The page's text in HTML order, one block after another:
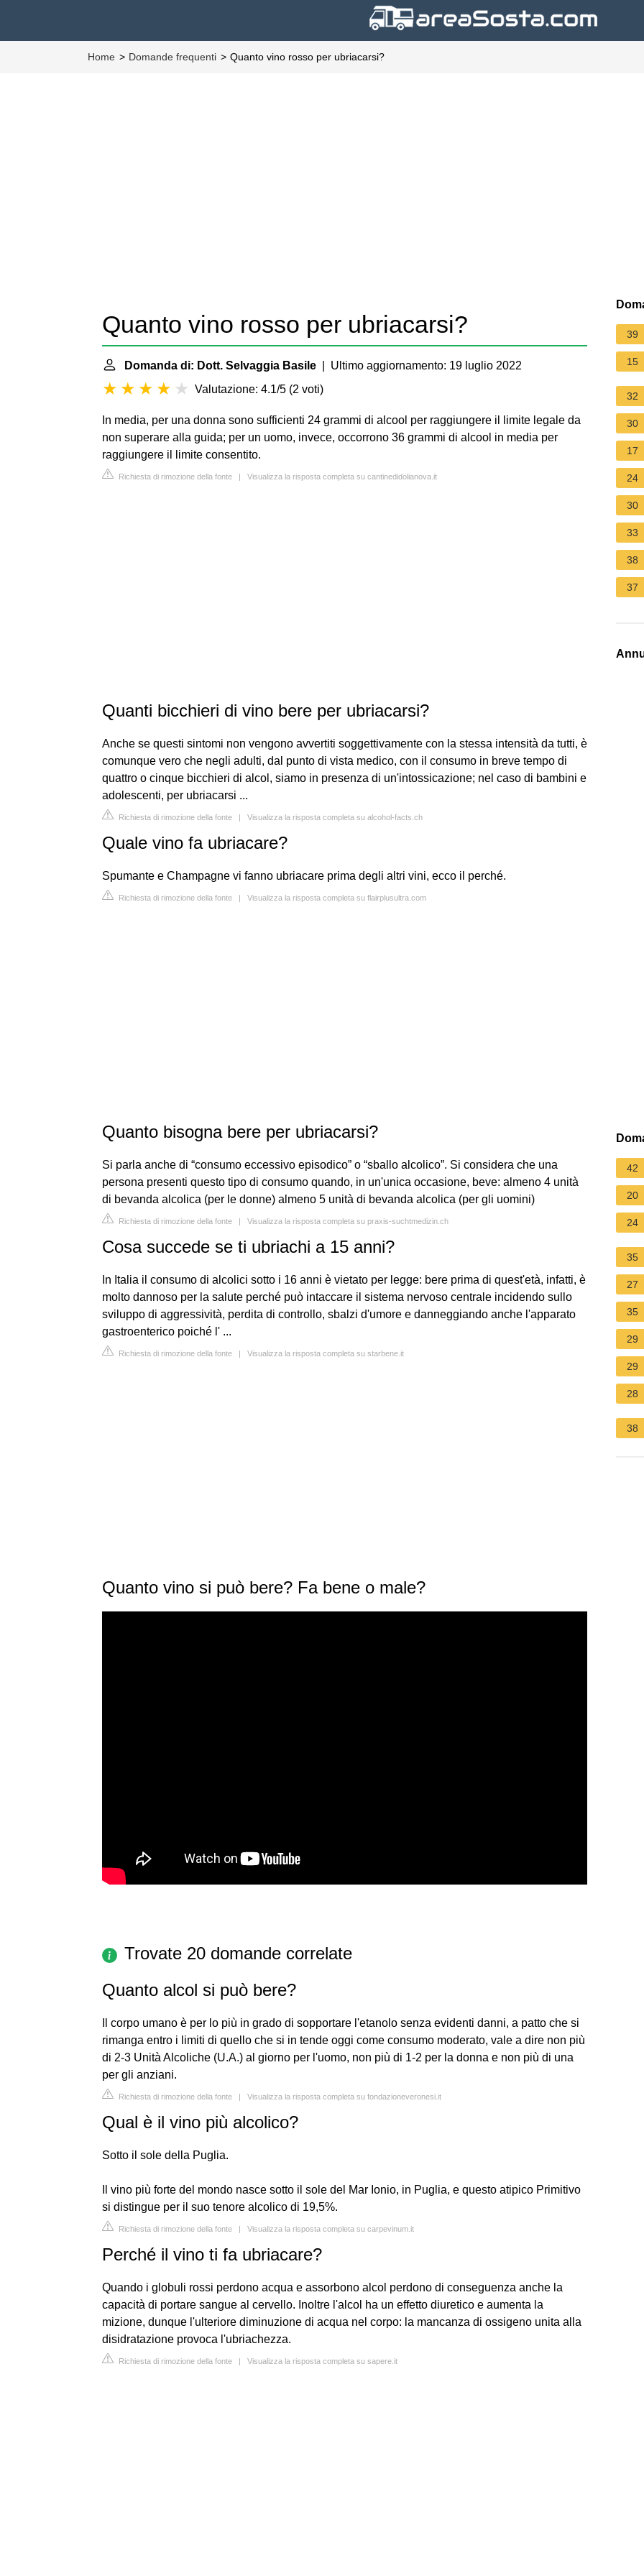
Home Domande frequenti Quanto vino rosso per ubriacarsi?
Quanto vino rosso per ubriacarsi?
Domanda di: Dott. Selvaggia Basile | Ultimo aggiornamento: 19 luglio 2022
Valutazione: 4.1/5 (2 voti)
In media, per una donna sono sufficienti 24 grammi di alcool per raggiungere il limite legale da
non superare alla guida; per un uomo, invece, occorrono 36 grammi di alcool in media per
raggiungere il limite consentito.
Richiesta di rimozione della fonte | Visualizza la risposta completa su cantinedidolianova.it
Quanti bicchieri di vino bere per ubriacarsi?
Anche se questi sintomi non vengono avvertiti soggettivamente con la stessa intensità da tutti, è
comunque vero che negli adulti, dal punto di vista medico, con il consumo in breve tempo di
quattro o cinque bicchieri di alcol, siamo in presenza di un'intossicazione; nel caso di bambini e
adolescenti, per ubriacarsi ...
Richiesta di rimozione della fonte | Visualizza la risposta completa su alcohol-facts.ch
Quale vino fa ubriacare?
Spumante e Champagne vi fanno ubriacare prima degli altri vini, ecco il perché.
Richiesta di rimozione della fonte | Visualizza la risposta completa su flairplusultra.com
Quanto bisogna bere per ubriacarsi?
Si parla anche di “consumo eccessivo episodico” o “sballo alcolico”. Si considera che una
persona presenti questo tipo di consumo quando, in un'unica occasione, beve: almeno 4 unità
di bevanda alcolica (per le donne) almeno 5 unità di bevanda alcolica (per gli uomini)
Richiesta di rimozione della fonte | Visualizza la risposta completa su praxis-suchtmedizin.ch
Cosa succede se ti ubriachi a 15 anni?
In Italia il consumo di alcolici sotto i 16 anni è vietato per legge: bere prima di quest'età, infatti, è
molto dannoso per la salute perché può intaccare il sistema nervoso centrale incidendo sullo
sviluppo di aggressività, perdita di controllo, sbalzi d'umore e danneggiando anche l'apparato
gastroenterico poiché l' ...
Richiesta di rimozione della fonte | Visualizza la risposta completa su starbene.it
Quanto vino si può bere? Fa bene o male?
Trovate 20 domande correlate
Quanto alcol si può bere?
Il corpo umano è per lo più in grado di sopportare l'etanolo senza evidenti danni, a patto che si
rimanga entro i limiti di quello che si in tende oggi come consumo moderato, vale a dire non più
di 2-3 Unità Alcoliche (U.A.) al giorno per l'uomo, non più di 1-2 per la donna e non più di una
per gli anziani.
Richiesta di rimozione della fonte | Visualizza la risposta completa su fondazioneveronesi.it
Qual è il vino più alcolico?
Sotto il sole della Puglia.
Il vino più forte del mondo nasce sotto il sole del Mar Ionio, in Puglia, e questo atipico Primitivo
si distingue per il suo tenore alcolico di 19,5%.
Richiesta di rimozione della fonte | Visualizza la risposta completa su carpevinum.it
Perché il vino ti fa ubriacare?
Quando i globuli rossi perdono acqua e assorbono alcol perdono di conseguenza anche la
capacità di portare sangue al cervello. Inoltre l'alcol ha un effetto diuretico e aumenta la
mizione, dunque l'ulteriore diminuzione di acqua nel corpo: la mancanza di ossigeno unita alla
disidratazione provoca l'ubriachezza.
Richiesta di rimozione della fonte | Visualizza la risposta completa su sapere.it
39
15
32
30
17
24
30
33
38
37
42
20
24
35
27
35
29
29
28
38